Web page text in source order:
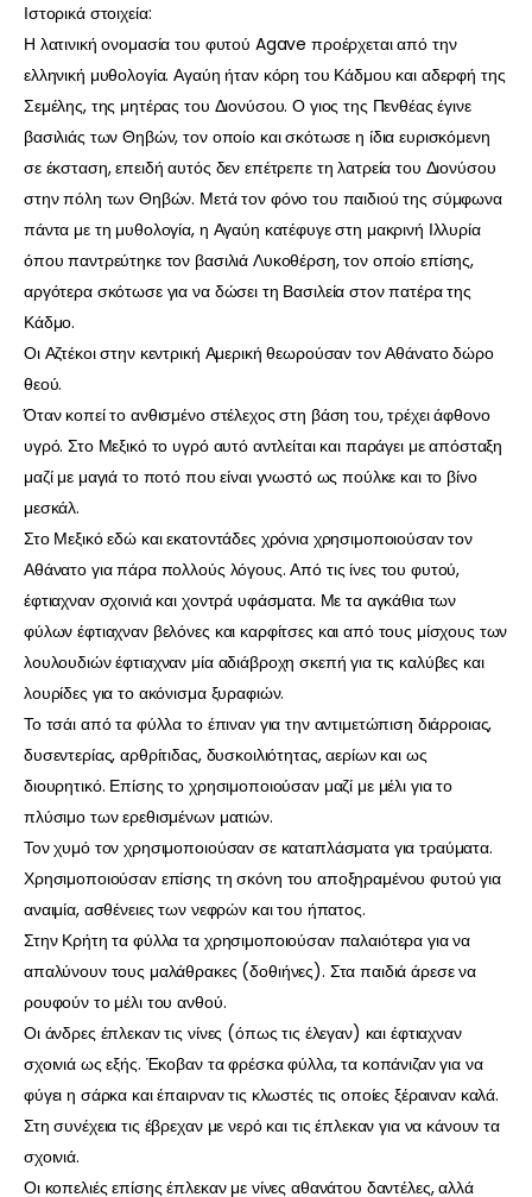
Ιστορικά στοιχεία:
Η λατινική ονομασία του φυτού Agave προέρχεται από την
ελληνική μυθολογία. Αγαύη ήταν κόρη του Κάδμου και αδερφή της
Σεμέλης, της μητέρας του Διονύσου. Ο γιος της Πενθέας έγινε
βασιλιάς των Θηβών, τον οποίο και σκότωσε η ίδια ευρισκόμενη
σε έκσταση, επειδή αυτός δεν επέτρεπε τη λατρεία του Διονύσου
στην πόλη των Θηβών. Μετά τον φόνο του παιδιού της σύμφωνα
πάντα με τη μυθολογία, η Αγαύη κατέφυγε στη μακρινή Ιλλυρία
όπου παντρεύτηκε τον βασιλιά Λυκοθέρση, τον οποίο επίσης,
αργότερα σκότωσε για να δώσει τη Βασιλεία στον πατέρα της
Κάδμο.
Οι Αζτέκοι στην κεντρική Αμερική θεωρούσαν τον Αθάνατο δώρο
θεού.
Όταν κοπεί το ανθισμένο στέλεχος στη βάση του, τρέχει άφθονο
υγρό. Στο Μεξικό το υγρό αυτό αντλείται και παράγει με απόσταξη
μαζί με μαγιά το ποτό που είναι γνωστό ως πούλκε και το βίνο
μεσκάλ.
Στο Μεξικό εδώ και εκατοντάδες χρόνια χρησιμοποιούσαν τον
Αθάνατο για πάρα πολλούς λόγους. Από τις ίνες του φυτού,
έφτιαχναν σχοινιά και χοντρά υφάσματα. Με τα αγκάθια των
φύλων έφτιαχναν βελόνες και καρφίτσες και από τους μίσχους των
λουλουδιών έφτιαχναν μία αδιάβροχη σκεπή για τις καλύβες και
λουρίδες για το ακόνισμα ξυραφιών.
Το τσάι από τα φύλλα το έπιναν για την αντιμετώπιση διάρροιας,
δυσεντερίας, αρθρίτιδας, δυσκοιλιότητας, αερίων και ως
διουρητικό. Επίσης το χρησιμοποιούσαν μαζί με μέλι για το
πλύσιμο των ερεθισμένων ματιών.
Τον χυμό τον χρησιμοποιούσαν σε καταπλάσματα για τραύματα.
Χρησιμοποιούσαν επίσης τη σκόνη του αποξηραμένου φυτού για
αναιμία, ασθένειες των νεφρών και του ήπατος.
Στην Κρήτη τα φύλλα τα χρησιμοποιούσαν παλαιότερα για να
απαλύνουν τους μαλάθρακες (δοθιήνες). Στα παιδιά άρεσε να
ρουφούν το μέλι του ανθού.
Οι άνδρες έπλεκαν τις νίνες (όπως τις έλεγαν) και έφτιαχναν
σχοινιά ως εξής. Έκοβαν τα φρέσκα φύλλα, τα κοπάνιζαν για να
φύγει η σάρκα και έπαιρναν τις κλωστές τις οποίες ξέραιναν καλά.
Στη συνέχεια τις έβρεχαν με νερό και τις έπλεκαν για να κάνουν τα
σχοινιά.
Οι κοπελιές επίσης έπλεκαν με νίνες αθανάτου δαντέλες, αλλά